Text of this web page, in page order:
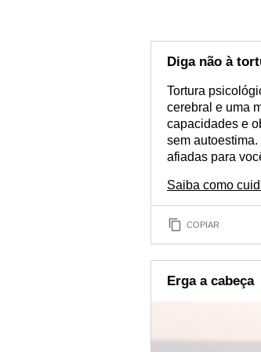
Diga não à
Tortura
cerebral e uma
capacidades e
sem
afiadas para
Saiba como
COPIAR
Erga a cabeça